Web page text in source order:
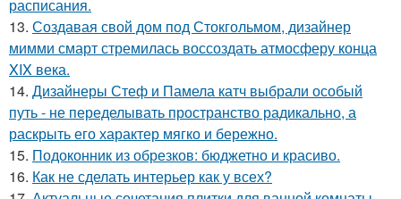
расписания.
13. Создавая свой дом под Стокгольмом, дизайнер
мимми смарт стремилась воссоздать атмосферу конца
XIX века.
14. Дизайнеры Стеф и Памела катч выбрали особый
путь - не переделывать пространство радикально, а
раскрыть его характер мягко и бережно.
15. Подоконник из обрезков: бюджетно и красиво.
16. Как не сделать интерьер как у всех?